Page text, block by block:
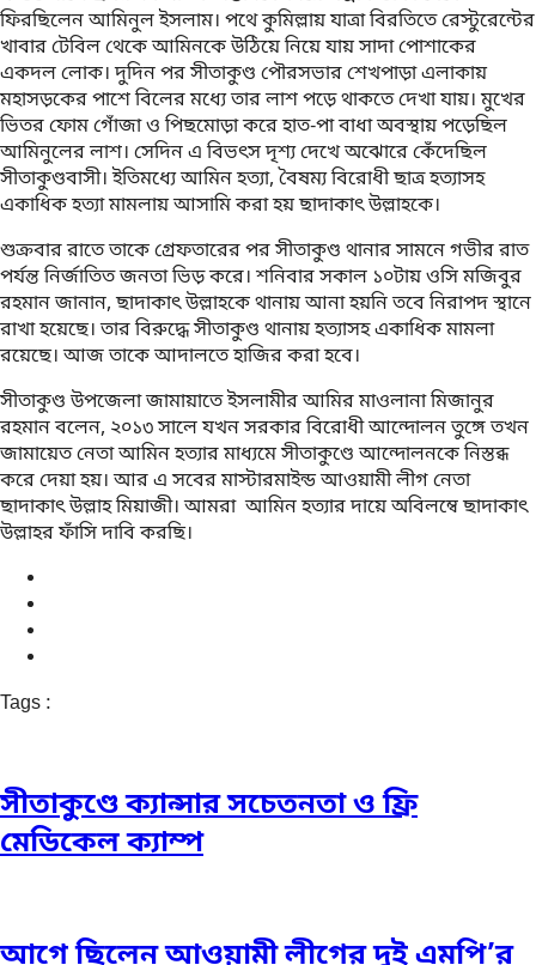
ফিরছিলেন আমিনুল ইসলাম। পথে কুমিল্লায় যাত্রা বিরতিতে রেস্টুরেন্টের
খাবার টেবিল থেকে আমিনকে উঠিয়ে নিয়ে যায় সাদা পোশাকের
একদল লোক। দুদিন পর সীতাকুণ্ড পৌরসভার শেখপাড়া এলাকায়
মহাসড়কের পাশে বিলের মধ্যে তার লাশ পড়ে থাকতে দেখা যায়। মুখের
ভিতর ফোম গোঁজা ও পিছমোড়া করে হাত-পা বাধা অবস্থায় পড়েছিল
আমিনুলের লাশ। সেদিন এ বিভৎস দৃশ্য দেখে অঝোরে কেঁদেছিল
সীতাকুণ্ডবাসী। ইতিমধ্যে আমিন হত্যা, বৈষম্য বিরোধী ছাত্র হত্যাসহ
একাধিক হত্যা মামলায় আসামি করা হয় ছাদাকাৎ উল্লাহকে।
শুক্রবার রাতে তাকে গ্রেফতারের পর সীতাকুণ্ড থানার সামনে গভীর রাত
পর্যন্ত নির্জাতিত জনতা ভিড় করে। শনিবার সকাল ১০টায় ওসি মজিবুর
রহমান জানান, ছাদাকাৎ উল্লাহকে থানায় আনা হয়নি তবে নিরাপদ স্থানে
রাখা হয়েছে। তার বিরুদ্ধে সীতাকুণ্ড থানায় হত্যাসহ একাধিক মামলা
রয়েছে। আজ তাকে আদালতে হাজির করা হবে।
সীতাকুণ্ড উপজেলা জামায়াতে ইসলামীর আমির মাওলানা মিজানুর
রহমান বলেন, ২০১৩ সালে যখন সরকার বিরোধী আন্দোলন তুঙ্গে তখন
জামায়েত নেতা আমিন হত্যার মাধ্যমে সীতাকুণ্ডে আন্দোলনকে নিস্তব্ধ
করে দেয়া হয়। আর এ সবের মাস্টারমাইন্ড আওয়ামী লীগ নেতা
ছাদাকাৎ উল্লাহ মিয়াজী। আমরা আমিন হত্যার দায়ে অবিলম্বে ছাদাকাৎ
উল্লাহর ফাঁসি দাবি করছি।
Tags :
সীতাকুণ্ডে ক্যান্সার সচেতনতা ও ফ্রি
মেডিকেল ক্যাম্প
আগে ছিলেন আওয়ামী লীগের দুই এমপি’র